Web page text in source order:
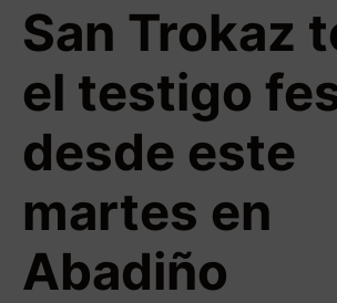
San Trokaz
el testigo
desde este
martes en
Abadiño